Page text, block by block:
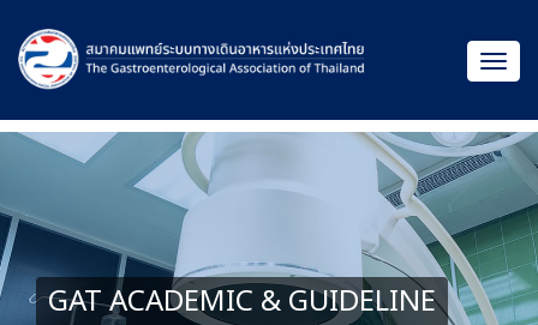
GAT ACADEMIC & GUIDELINE